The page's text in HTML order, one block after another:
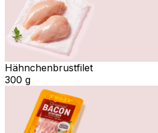
Hähnchenbrustfilet
300 g